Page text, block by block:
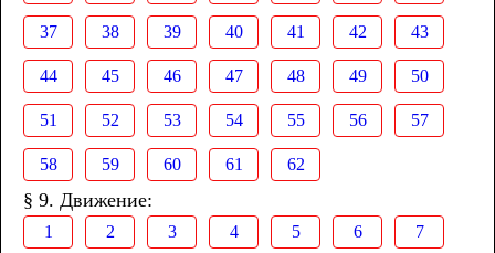
37 38 39 40 41 42 43
44 45 46 47 48 49 50
51 52 53 54 55 56 57
58 59 60 61 62
§ 9. Движение:
1 2 3 4 5 6 7